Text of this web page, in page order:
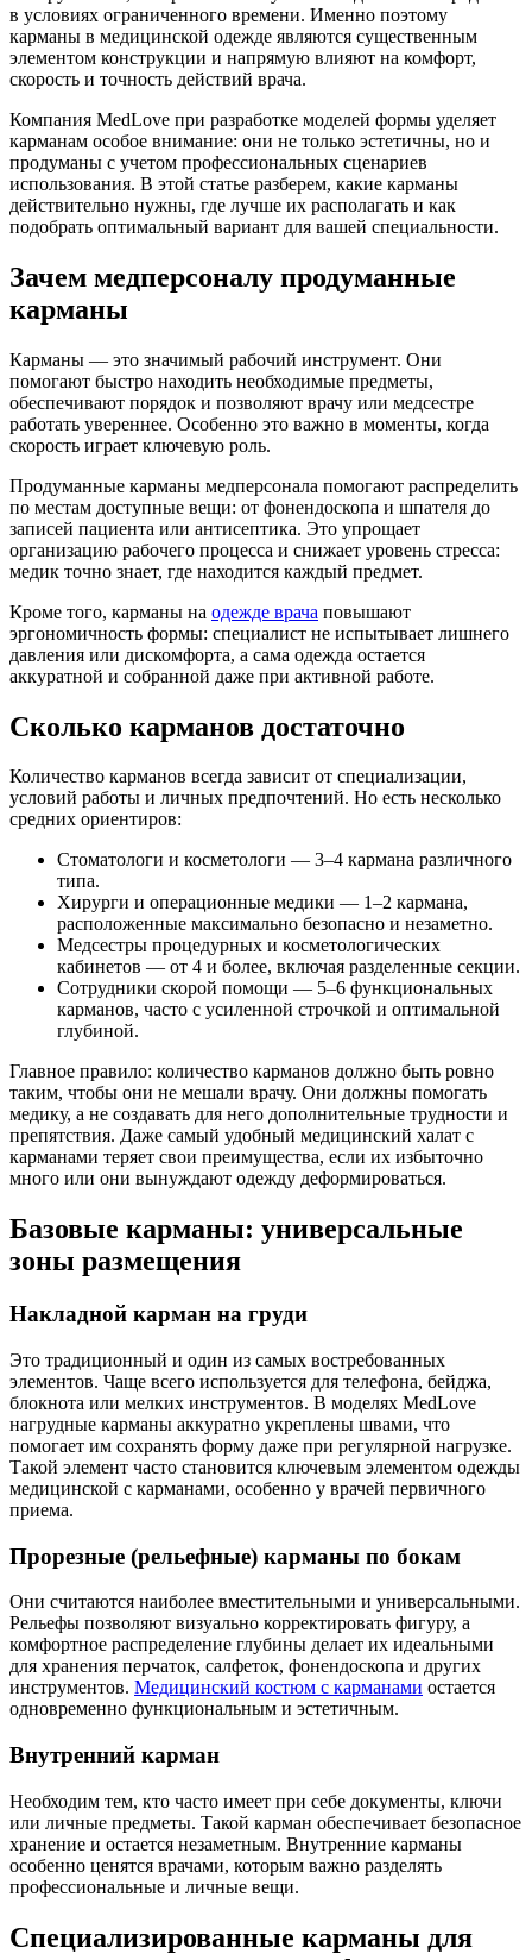
в условиях ограниченного времени. Именно поэтому
карманы в медицинской одежде являются существенным
элементом конструкции и напрямую влияют на комфорт,
скорость и точность действий врача.
Компания MedLove при разработке моделей формы уделяет
карманам особое внимание: они не только эстетичны, но и
продуманы с учетом профессиональных сценариев
использования. В этой статье разберем, какие карманы
действительно нужны, где лучше их располагать и как
подобрать оптимальный вариант для вашей специальности.
Зачем медперсоналу продуманные
карманы
Карманы — это значимый рабочий инструмент. Они
помогают быстро находить необходимые предметы,
обеспечивают порядок и позволяют врачу или медсестре
работать увереннее. Особенно это важно в моменты, когда
скорость играет ключевую роль.
Продуманные карманы медперсонала помогают распределить
по местам доступные вещи: от фонендоскопа и шпателя до
записей пациента или антисептика. Это упрощает
организацию рабочего процесса и снижает уровень стресса:
медик точно знает, где находится каждый предмет.
Кроме того, карманы на одежде врача повышают
эргономичность формы: специалист не испытывает лишнего
давления или дискомфорта, а сама одежда остается
аккуратной и собранной даже при активной работе.
Сколько карманов достаточно
Количество карманов всегда зависит от специализации,
условий работы и личных предпочтений. Но есть несколько
средних ориентиров:
Стоматологи и косметологи — 3–4 кармана различного
типа.
Хирурги и операционные медики — 1–2 кармана,
расположенные максимально безопасно и незаметно.
Медсестры процедурных и косметологических
кабинетов — от 4 и более, включая разделенные секции.
Сотрудники скорой помощи — 5–6 функциональных
карманов, часто с усиленной строчкой и оптимальной
глубиной.
Главное правило: количество карманов должно быть ровно
таким, чтобы они не мешали врачу. Они должны помогать
медику, а не создавать для него дополнительные трудности и
препятствия. Даже самый удобный медицинский халат с
карманами теряет свои преимущества, если их избыточно
много или они вынуждают одежду деформироваться.
Базовые карманы: универсальные
зоны размещения
Накладной карман на груди
Это традиционный и один из самых востребованных
элементов. Чаще всего используется для телефона, бейджа,
блокнота или мелких инструментов. В моделях MedLove
нагрудные карманы аккуратно укреплены швами, что
помогает им сохранять форму даже при регулярной нагрузке.
Такой элемент часто становится ключевым элементом одежды
медицинской с карманами, особенно у врачей первичного
приема.
Прорезные (рельефные) карманы по бокам
Они считаются наиболее вместительными и универсальными.
Рельефы позволяют визуально корректировать фигуру, а
комфортное распределение глубины делает их идеальными
для хранения перчаток, салфеток, фонендоскопа и других
инструментов. Медицинский костюм с карманами остается
одновременно функциональным и эстетичным.
Внутренний карман
Необходим тем, кто часто имеет при себе документы, ключи
или личные предметы. Такой карман обеспечивает безопасное
хранение и остается незаметным. Внутренние карманы
особенно ценятся врачами, которым важно разделять
профессиональные и личные вещи.
Специализированные карманы для